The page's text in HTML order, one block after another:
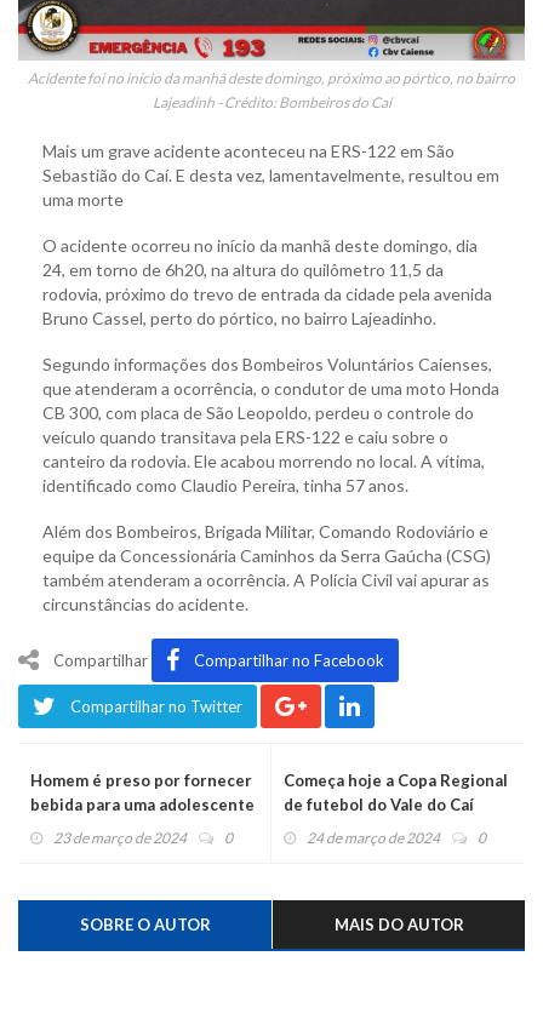
Acidente foi no início da manhã deste domingo, próximo ao pórtico, no bairro
Lajeadinh - Crédito: Bombeiros do Caí
Mais um grave acidente aconteceu na ERS-122 em São
Sebastião do Caí. E desta vez, lamentavelmente, resultou em
uma morte
O acidente ocorreu no início da manhã deste domingo, dia
24, em torno de 6h20, na altura do quilômetro 11,5 da
rodovia, próximo do trevo de entrada da cidade pela avenida
Bruno Cassel, perto do pórtico, no bairro Lajeadinho.
Segundo informações dos Bombeiros Voluntários Caienses,
que atenderam a ocorrência, o condutor de uma moto Honda
CB 300, com placa de São Leopoldo, perdeu o controle do
veículo quando transitava pela ERS-122 e caiu sobre o
canteiro da rodovia. Ele acabou morrendo no local. A vítima,
identificado como Claudio Pereira, tinha 57 anos.
Além dos Bombeiros, Brigada Militar, Comando Rodoviário e
equipe da Concessionária Caminhos da Serra Gaúcha (CSG)
também atenderam a ocorrência. A Polícia Civil vai apurar as
circunstâncias do acidente.
Compartilhar Compartilhar no Facebook
Compartilhar no Twitter
Homem é preso por fornecer
bebida para uma adolescente
encontrada caída na rua
23 de março de 2024 0
Começa hoje a Copa Regional
de futebol do Vale do Caí
24 de março de 2024 0
SOBRE O AUTOR MAIS DO AUTOR